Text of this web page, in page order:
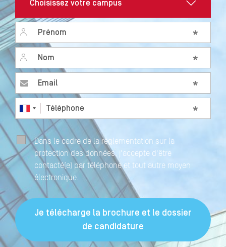
Prénom *
Nom
Email *
Téléphone*
Dans le cadre de la réglementation sur la
protection des données, j'accepte d'être
contacté(e) par téléphone et tout autre moyen
électronique.